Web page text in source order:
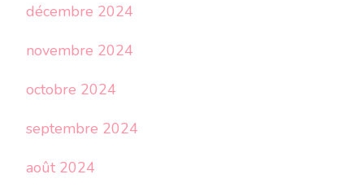
décembre 2024
novembre 2024
octobre 2024
septembre 2024
août 2024